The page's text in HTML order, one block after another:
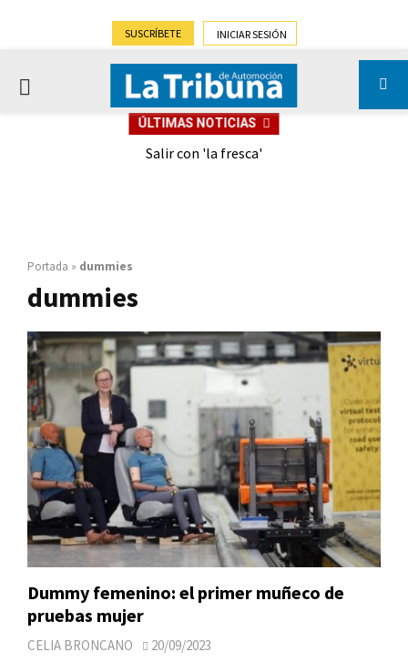
SUSCRÍBETE INICIAR SESIÓN
PRIMARY
ÚLTIMAS NOTICIAS
Salir con 'la fresca'
Portada » dummies
dummies
Dummy femenino: el primer muñeco de
pruebas mujer
CELIA BRONCANO 20/09/2023